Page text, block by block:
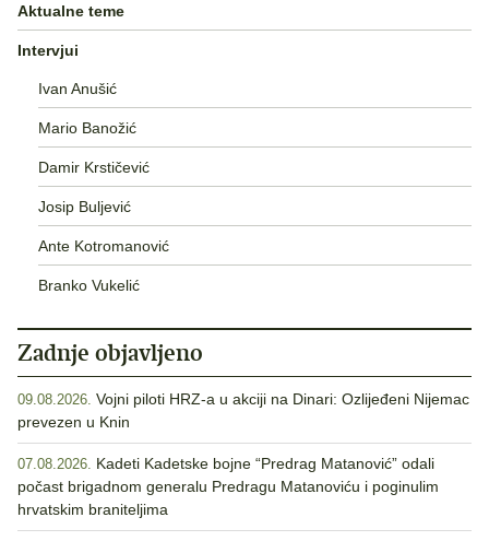
Aktualne teme
Intervjui
Ivan Anušić
Mario Banožić
Damir Krstičević
Josip Buljević
Ante Kotromanović
Branko Vukelić
Zadnje objavljeno
09.08.2026. Vojni piloti HRZ-a u akciji na Dinari: Ozlijeđeni Nijemac
prevezen u Knin
07.08.2026. Kadeti Kadetske bojne “Predrag Matanović” odali
počast brigadnom generalu Predragu Matanoviću i poginulim
hrvatskim braniteljima